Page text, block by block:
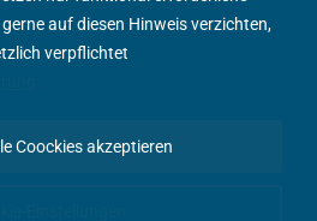
auf diesen Hinweis verzichten,
verpflichtet
Coockies akzeptieren